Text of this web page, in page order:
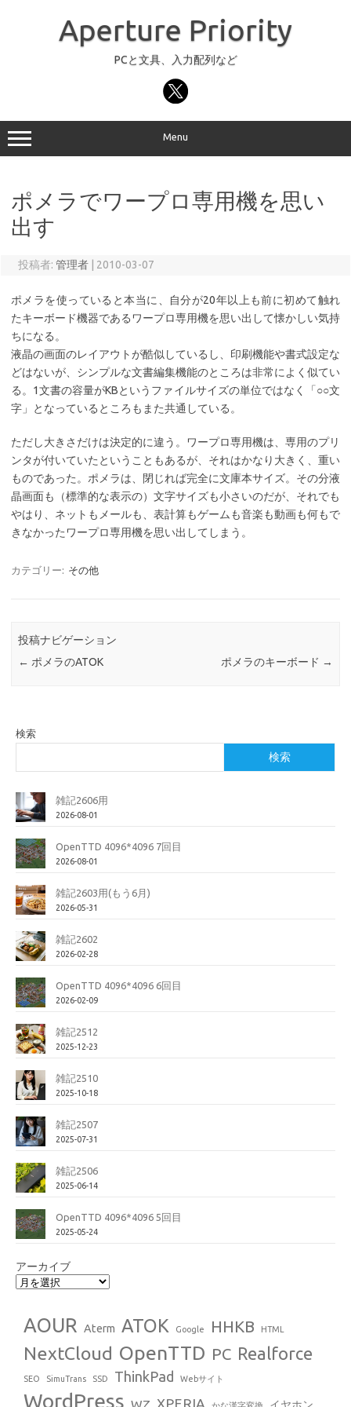
Aperture Priority
PCと文具、入力配列など
Menu
ポメラでワープロ専用機を思い
出す
投稿者: 管理者 2010-03-07
ポメラを使っていると本当に、自分が20年以上も前に初めて触れ
たキーボード機器であるワープロ専用機を思い出して懐かしい気持
ちになる。
液晶の画面のレイアウトが酷似しているし、印刷機能や書式設定な
どはないが、シンプルな文書編集機能のところは非常によく似てい
る。1文書の容量がKBというファイルサイズの単位ではなく「○○文
字」となっているところもまた共通している。
ただし大きさだけは決定的に違う。ワープロ専用機は、専用のプリ
ンタが付いていたということもあるが、それはかなり大きく、重い
ものであった。ポメラは、閉じれば完全に文庫本サイズ。その分液
晶画面も（標準的な表示の）文字サイズも小さいのだが、それでも
やはり、ネットもメールも、表計算もゲームも音楽も動画も何もで
きなかったワープロ専用機を思い出してしまう。
カテゴリー: その他
投稿ナビゲーション
← ポメラのATOK ポメラのキーボード →
検索
検索
雑記2606用
2026-08-01
OpenTTD 4096*4096 7回目
2026-08-01
雑記2603用(もう6月)
2026-05-31
雑記2602
2026-02-28
OpenTTD 4096*4096 6回目
2026-02-09
雑記2512
2025-12-23
雑記2510
2025-10-18
雑記2507
2025-07-31
雑記2506
2025-06-14
OpenTTD 4096*4096 5回目
2025-05-24
アーカイブ
AOUR Aterm ATOK Google HHKB HTML
NextCloud OpenTTD PC Realforce
SEO SimuTrans SSD ThinkPad Webサイト
WordPress WZ XPERIA イヤホン